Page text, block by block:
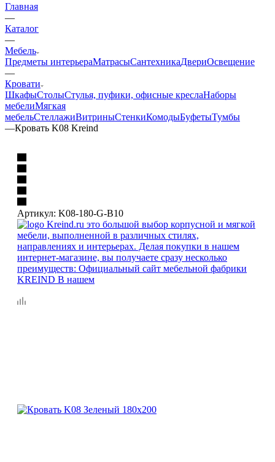
Главная
—
Каталог
—
Мебель
Предметы интерьераМатрасыСантехникаДвериОсвещение
—
Кровати
ШкафыСтолыСтулья, пуфики, офисные креслаНаборы
мебелиМягкая
мебельСтеллажиВитриныСтенкиКомодыБуфетыТумбы
—Кровать K08 Kreind
Артикул: K08-180-G-B10